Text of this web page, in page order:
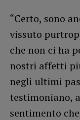
“Certo, sono
vissuto
che non ci ha
nostri affetti
negli ultimi
testimoniano,
sentimento